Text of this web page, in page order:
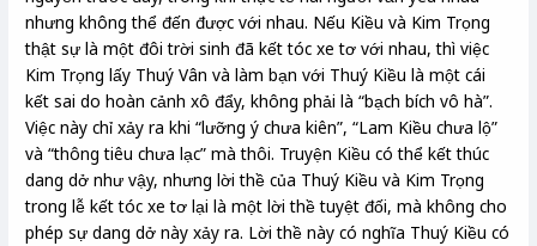
nhưng không thể đến được với nhau. Nếu Kiều và Kim Trọng
thật sự là một đôi trời sinh đã kết tóc xe tơ với nhau, thì việc
Kim Trọng lấy Thuý Vân và làm bạn với Thuý Kiều là một cái
kết sai do hoàn cảnh xô đẩy, không phải là “bạch bích vô hà”.
Việc này chỉ xảy ra khi “lưỡng ý chưa kiên”, “Lam Kiều chưa lộ”
và “thông tiêu chưa lạc” mà thôi. Truyện Kiều có thể kết thúc
dang dở như vậy, nhưng lời thề của Thuý Kiều và Kim Trọng
trong lễ kết tóc xe tơ lại là một lời thề tuyệt đối, mà không cho
phép sự dang dở này xảy ra. Lời thề này có nghĩa Thuý Kiều có